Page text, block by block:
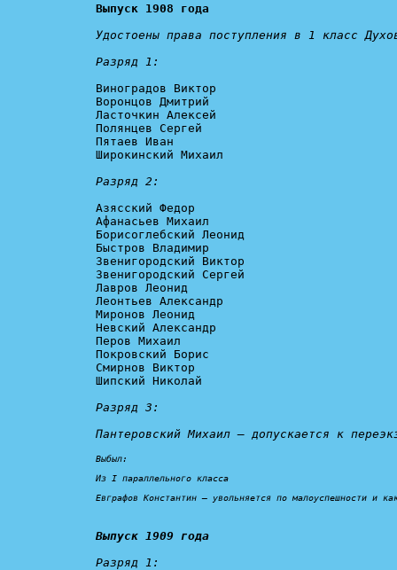
Выпуск 1908 года
Удостоены права поступления в 1 класс
Разряд 1:
Виноградов Виктор
Воронцов Дмитрий
Ласточкин Алексей
Полянцев Сергей
Пятаев Иван
Широкинский Михаил
Разряд 2:
Азясский Федор
Афанасьев Михаил
Борисоглебский Леонид
Быстров Владимир
Звенигородский Виктор
Звенигородский Сергей
Лавров Леонид
Леонтьев Александр
Миронов Леонид
Невский Александр
Перов Михаил
Покровский Борис
Смирнов Виктор
Шипский Николай
Разряд 3:
Пантеровский Михаил – допускается к
Выбыл:
Из I параллельного класса
Евграфов Константин – увольняется по малоуспешности и
Выпуск 1909 года
Разряд 1: